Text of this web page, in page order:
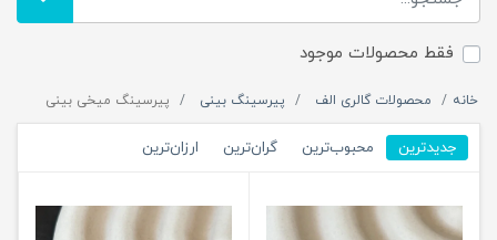
فقط محصولات موجود
خانه محصولات گالری الف پیرسینگ بینی پیرسینگ میخی بینی
جدیدترین محبوب‌ترین گران‌ترین ارزان‌ترین